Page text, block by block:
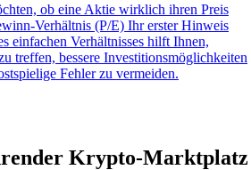
ob eine Aktie wirklich ihren Preis
Verhältnis (P/E) Ihr erster Hinweis
einfachen Verhältnisses hilft Ihnen,
treffen, bessere Investitionsmöglichkeiten
Fehler zu vermeiden.
Krypto-Marktplatz